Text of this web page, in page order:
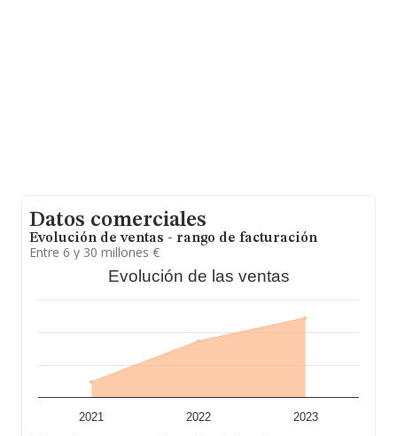
Datos comerciales
Evolución de ventas - rango de facturación
Entre 6 y 30 millones €
Evolución de las ventas
2021 2022 2023